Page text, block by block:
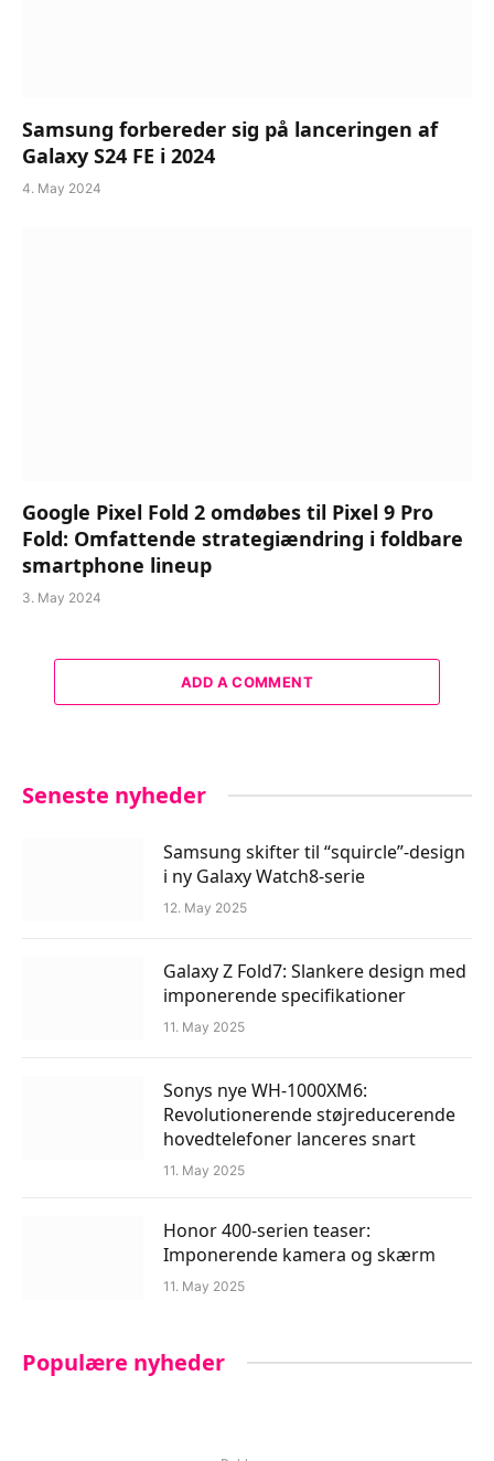
Samsung forbereder sig på lanceringen af
Galaxy S24 FE i 2024
4. May 2024
Google Pixel Fold 2 omdøbes til Pixel 9 Pro
Fold: Omfattende strategiændring i foldbare
smartphone lineup
3. May 2024
ADD A COMMENT
Seneste nyheder
Samsung skifter til “squircle”-design
i ny Galaxy Watch8-serie
12. May 2025
Galaxy Z Fold7: Slankere design med
imponerende specifikationer
11. May 2025
Sonys nye WH-1000XM6:
Revolutionerende støjreducerende
hovedtelefoner lanceres snart
11. May 2025
Honor 400-serien teaser:
Imponerende kamera og skærm
11. May 2025
Populære nyheder